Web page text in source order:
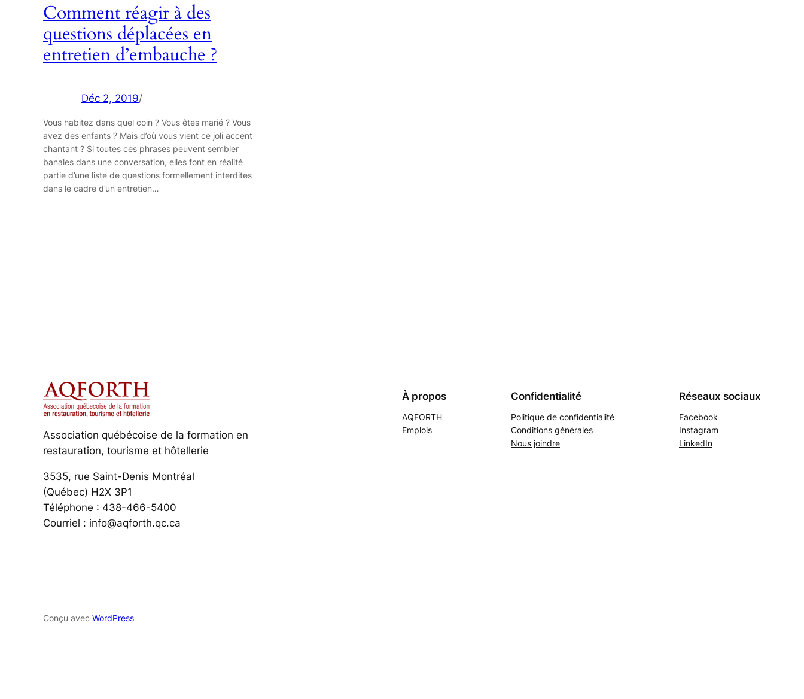
Comment réagir à des
questions déplacées en
entretien d’embauche ?
Déc 2, 2019/
Vous habitez dans quel coin ? Vous êtes marié ? Vous
avez des enfants ? Mais d’où vous vient ce joli accent
chantant ? Si toutes ces phrases peuvent sembler
banales dans une conversation, elles font en réalité
partie d’une liste de questions formellement interdites
dans le cadre d’un entretien…
Association québécoise de la formation en
restauration, tourisme et hôtellerie
3535, rue Saint-Denis Montréal
(Québec) H2X 3P1
Téléphone : 438-466-5400
Courriel : info@aqforth.qc.ca
À propos
AQFORTH
Emplois
Confidentialité
Politique de confidentialité
Conditions générales
Nous joindre
Réseaux sociaux
Facebook
Instagram
LinkedIn
Conçu avec WordPress